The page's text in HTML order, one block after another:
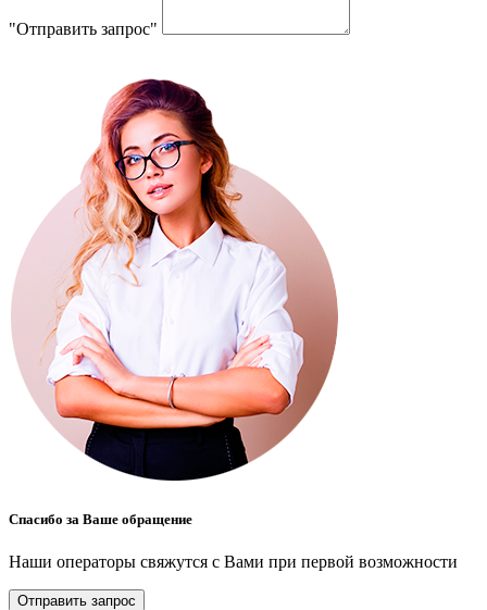
"Отправить запрос"
Спасибо за Ваше обращение
Наши операторы свяжутся с Вами при первой возможности
Отправить запрос